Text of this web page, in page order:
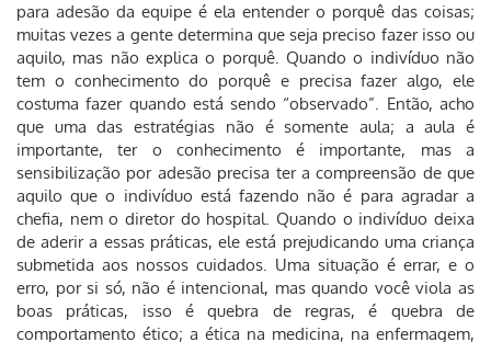
para adesão da equipe é ela entender o porquê das coisas;
muitas vezes a gente determina que seja preciso fazer isso ou
aquilo, mas não explica o porquê. Quando o indivíduo não
tem o conhecimento do porquê e precisa fazer algo, ele
costuma fazer quando está sendo “observado”. Então, acho
que uma das estratégias não é somente aula; a aula é
importante, ter o conhecimento é importante, mas a
sensibilização por adesão precisa ter a compreensão de que
aquilo que o indivíduo está fazendo não é para agradar a
chefia, nem o diretor do hospital. Quando o indivíduo deixa
de aderir a essas práticas, ele está prejudicando uma criança
submetida aos nossos cuidados. Uma situação é errar, e o
erro, por si só, não é intencional, mas quando você viola as
boas práticas, isso é quebra de regras, é quebra de
comportamento ético; a ética na medicina, na enfermagem,